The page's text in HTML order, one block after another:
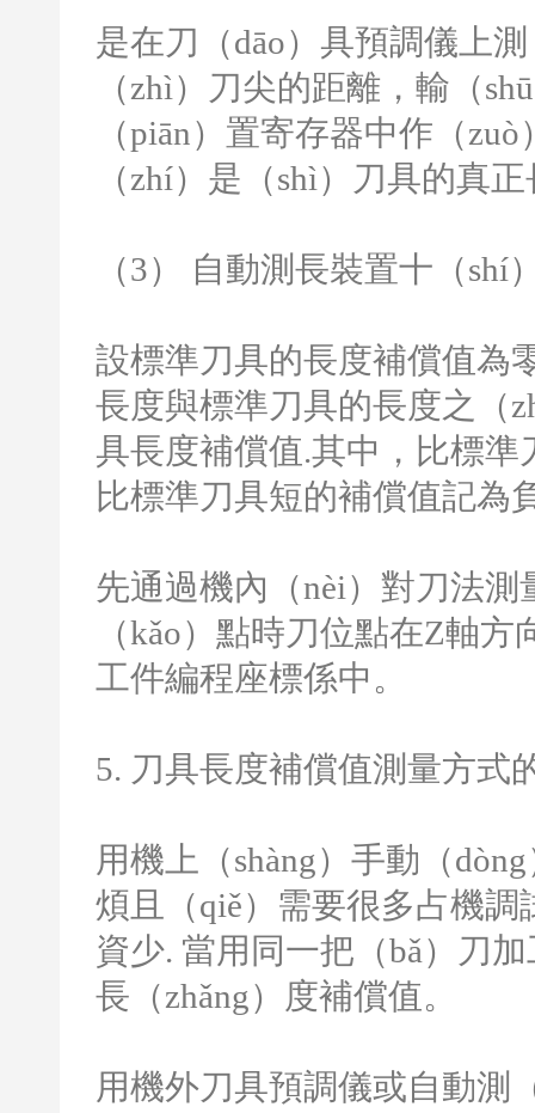
是在刀（dāo）具預調儀上
（zhì）刀尖的距離，輸（
（piān）置寄存器中作（
（zhí）是（shì）刀具的真
（3） 自動測長裝置十（shí
設標準刀具的長度補償值為
長度與標準刀具的長度之（
具長度補償值.其中，比標準
比標準刀具短的補償值記為
先通過機內（nèi）對刀法
（kǎo）點時刀位點在Z軸方
工件編程座標係中。
5. 刀具長度補償值測量方式
用機上（shàng）手動（
煩且（qiě）需要很多占機
資少. 當用同一把（bǎ）刀
長（zhǎng）度補償值。
用機外刀具預調儀或自動測